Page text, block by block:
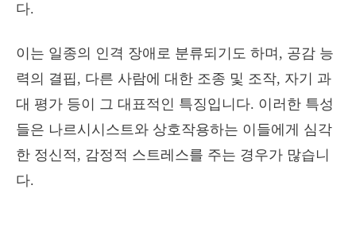
다.
이는 일종의 인격 장애로 분류되기도 하며, 공감 능
력의 결핍, 다른 사람에 대한 조종 및 조작, 자기 과
대 평가 등이 그 대표적인 특징입니다. 이러한 특성
들은 나르시시스트와 상호작용하는 이들에게 심각
한 정신적, 감정적 스트레스를 주는 경우가 많습니
다.